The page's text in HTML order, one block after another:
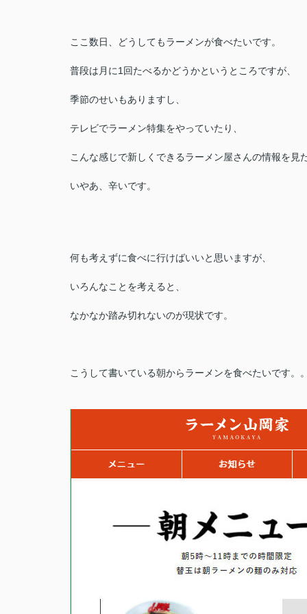
ここ数日、どうしてもラーメンが食べたいです。
普段は月に1回たべるかどうかというところですが、
季節のせいもありますし、
テレビでラーメン特集をやっていたり、
こんな感じで新しくできるラーメン屋さんの情報を見
いやあ、辛いです。
何も考えずに食べに行けばいいと思いますが、
いろんなことを考えると、
なかなか踏み切れないのが現状です。
こうして書いている朝からラーメンを食べたいです。